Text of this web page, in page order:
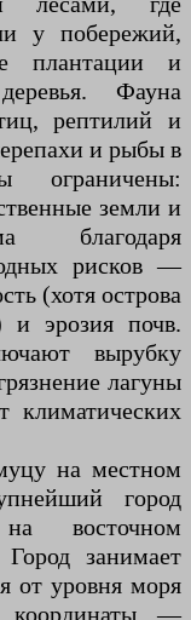
у побережий,
плантации и
Фауна
рептилий и
и рыбы в
ограничены:
земли и
благодаря
рисков —
(хотя острова
и эрозия почв.
вырубку
лагуны
климатических
на местном
город
восточном
занимает
от уровня моря
—